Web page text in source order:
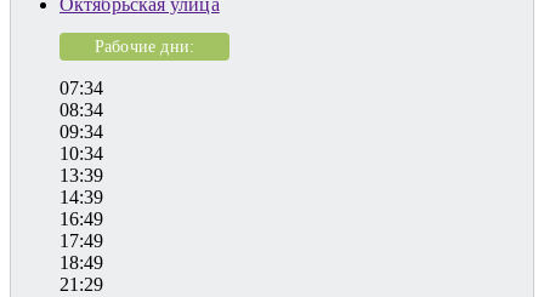
Рабочие дни:
07:34
08:34
09:34
10:34
13:39
14:39
16:49
17:49
18:49
21:29